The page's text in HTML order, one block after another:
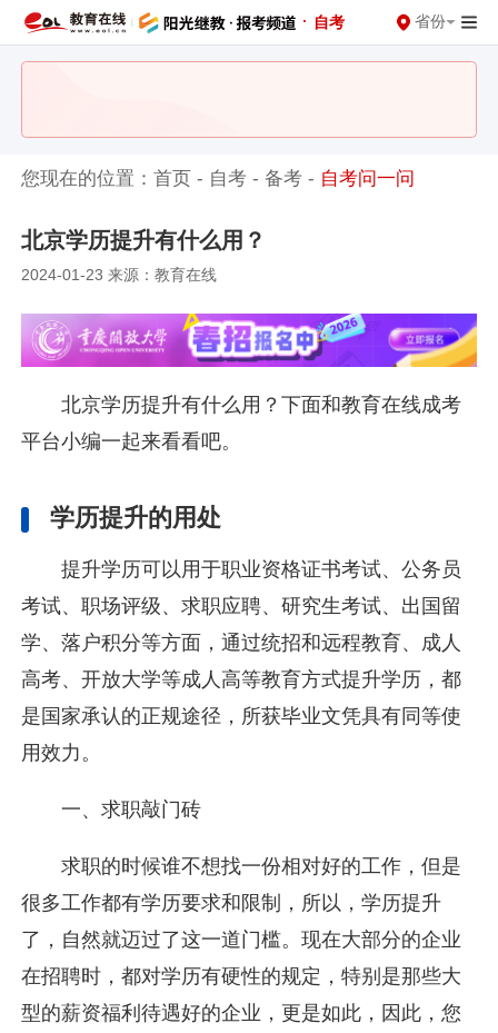
· 自考 省份
您现在的位置：首页 - 自考 -备考 - 自考问一问
北京学历提升有什么用？
2024-01-23 来源：教育在线
北京学历提升有什么用？下面和教育在线成考
平台小编一起来看看吧。
学历提升的用处
提升学历可以用于职业资格证书考试、公务员
考试、职场评级、求职应聘、研究生考试、出国留
学、落户积分等方面，通过统招和远程教育、成人
高考、开放大学等成人高等教育方式提升学历，都
是国家承认的正规途径，所获毕业文凭具有同等使
用效力。
一、求职敲门砖
求职的时候谁不想找一份相对好的工作，但是
很多工作都有学历要求和限制，所以，学历提升
了，自然就迈过了这一道门槛。现在大部分的企业
在招聘时，都对学历有硬性的规定，特别是那些大
型的薪资福利待遇好的企业，更是如此，因此，您